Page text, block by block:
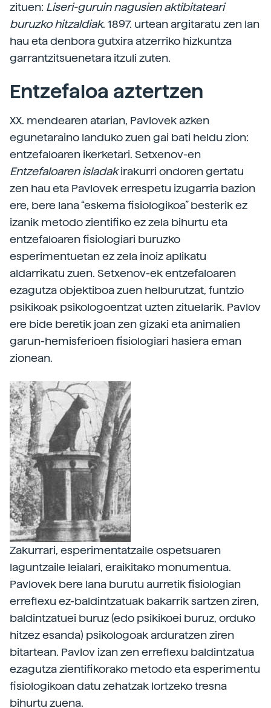
zituen: Liseri-guruin nagusien aktibitateari
buruzko hitzaldiak. 1897. urtean argitaratu zen lan
hau eta denbora gutxira atzerriko hizkuntza
garrantzitsuenetara itzuli zuten.
Entzefaloa aztertzen
XX. mendearen atarian, Pavlovek azken
egunetaraino landuko zuen gai bati heldu zion:
entzefaloaren ikerketari. Setxenov-en
Entzefaloaren isladakirakurri ondoren gertatu
zen hau eta Pavlovek errespetu izugarria bazion
ere, bere lana “eskema fisiologikoa” besterik ez
izanik metodo zientifiko ez zela bihurtu eta
entzefaloaren fisiologiari buruzko
esperimentuetan ez zela inoiz aplikatu
aldarrikatu zuen. Setxenov-ek entzefaloaren
ezagutza objektiboa zuen helburutzat, funtzio
psikikoak psikologoentzat uzten zituelarik. Pavlov
ere bide beretik joan zen gizaki eta animalien
garun-hemisferioen fisiologiari hasiera eman
zionean.
Zakurrari, esperimentatzaile ospetsuaren
laguntzaile leialari, eraikitako monumentua.
Pavlovek bere lana burutu aurretik fisiologian
erreflexu ez-baldintzatuak bakarrik sartzen ziren,
baldintzatuei buruz (edo psikikoei buruz, orduko
hitzez esanda) psikologoak arduratzen ziren
bitartean. Pavlov izan zen erreflexu baldintzatua
ezagutza zientifikorako metodo eta esperimentu
fisiologikoan datu zehatzak lortzeko tresna
bihurtu zuena.